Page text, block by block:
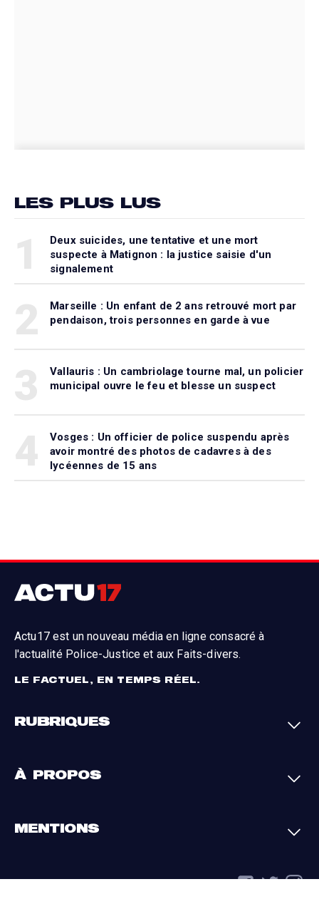
LES PLUS LUS
Deux suicides, une tentative et une mort
suspecte à Matignon : la justice saisie d'un
signalement
Marseille : Un enfant de 2 ans retrouvé mort par
pendaison, trois personnes en garde à vue
Vallauris : Un cambriolage tourne mal, un policier
municipal ouvre le feu et blesse un suspect
Vosges : Un officier de police suspendu après
avoir montré des photos de cadavres à des
lycéennes de 15 ans
Actu17 est un nouveau média en ligne consacré à
l'actualité Police-Justice et aux Faits-divers.
LE FACTUEL, EN TEMPS RÉEL.
RUBRIQUES
Par région
À PROPOS
MENTIONS